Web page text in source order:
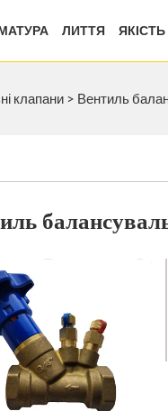
ЛИТТЯ ЯКІСТЬ
клапани > Вентиль